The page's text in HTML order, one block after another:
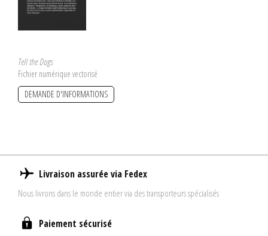
Tell the Dogs
Fichier numérique vectorisé
DEMANDE D'INFORMATIONS
Livraison assurée via Fedex
Nous livrons dans le monde entier via des transporteurs spécialisés
Paiement sécurisé